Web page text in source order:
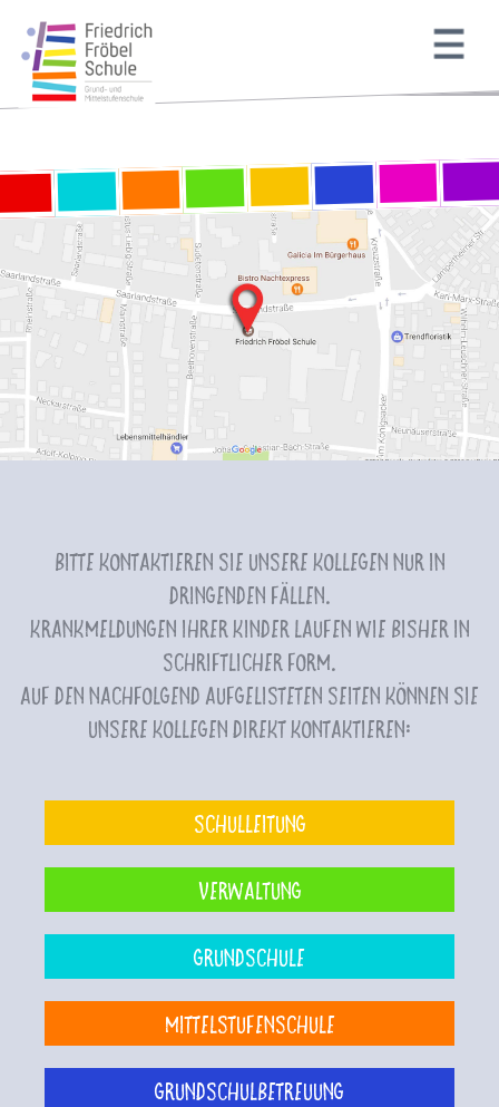
Bitte kontaktieren Sie unsere Kollegen nur in
dringenden Fällen.
Krankmeldungen Ihrer Kinder laufen wie bisher in
schriftlicher Form.
Auf den nachfolgend aufgelisteten Seiten können Sie
unsere Kollegen direkt kontaktieren:
Schulleitung
Verwaltung
Grundschule
Mittelstufenschule
Grundschulbetreuung